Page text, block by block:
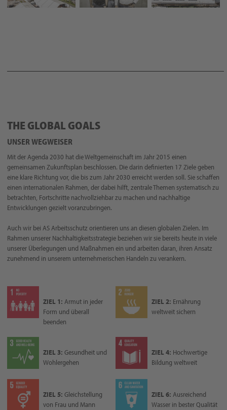
THE GLOBAL GOALS
UNSER WEGWEISER
Mit der Agenda 2030 hat die Weltgemeinschaft im Jahr 2015 einen
gemeinsamen Zukunftsplan beschlossen. Die darin definierten 17 Ziele geben
eine klare Richtung vor, die bis zum Jahr 2030 erreicht werden soll. Sie schaffen
einen internationalen Rahmen, der dabei hilft, zentrale Themen systematisch zu
betrachten, Fortschritte nachvollziehbar zu machen und nachhaltige
Entwicklungen gezielt voranzubringen.
Auch wir bei AS Arbeitsschutz orientieren uns an diesen globalen Zielen. Im
Rahmen unserer Nachhaltigkeitsstrategie beziehen wir sie bereits heute in viele
unserer Überlegungen und Maßnahmen ein und arbeiten daran, ihren Ansatz
zunehmend in unserem unternehmerischen Handeln zu verankern.
ZIEL 1: Armut in jeder
Form und überall
beenden
ZIEL 2: Ernährung
weltweit sichern
ZIEL 3: Gesundheit und
Wohlergehen
ZIEL 4: Hochwertige
Bildung weltweit
ZIEL 5: Gleichstellung
von Frau und Mann
ZIEL 6: Ausreichend
Wasser in bester Qualität